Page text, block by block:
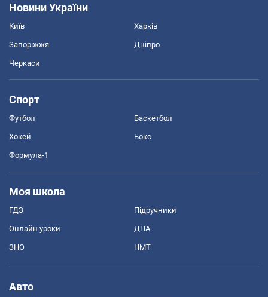
Новини України
Київ Харків
Запоріжжя Дніпро
Черкаси
Спорт
Футбол Баскетбол
Хокей Бокс
Формула-1
Моя школа
ГДЗ Підручники
Онлайн уроки ДПА
ЗНО НМТ
Авто